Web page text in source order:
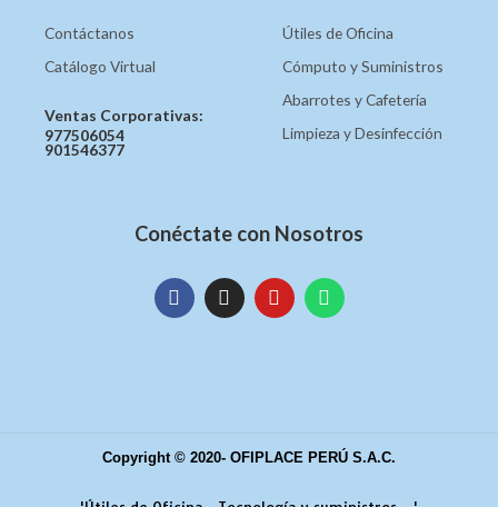
Contáctanos
Catálogo Virtual
Ventas Corporativas:
977506054
901546377
Útiles de Oficina
Cómputo y Suministros
Abarrotes y Cafetería
Limpieza y Desinfección
Conéctate con Nosotros
Copyright © 2020- OFIPLACE PERÚ S.A.C.